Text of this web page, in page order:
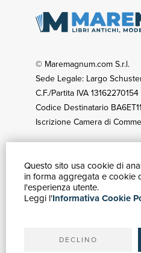
Questo sito usa cookie di
in forma aggregata e cookie
l'esperienza utente.
Leggi l'Informativa Cookie
DECLINO
© Maremagnum.com S.r.l.
Sede Legale: Largo
C.F./Partita IVA 13162270154
Codice Destinatario BA6ET11
Iscrizione Camera di
GUIDA
Ricerca